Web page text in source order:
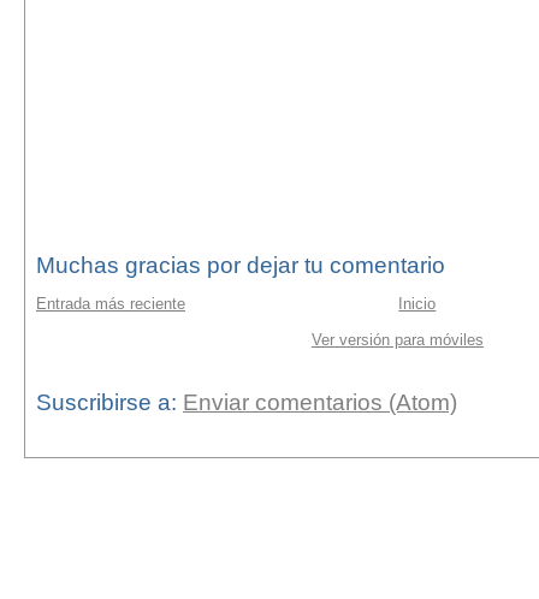
Muchas gracias por dejar tu comentario
Entrada más reciente
Inicio
Ver versión para móviles
Suscribirse a: Enviar comentarios (Atom)